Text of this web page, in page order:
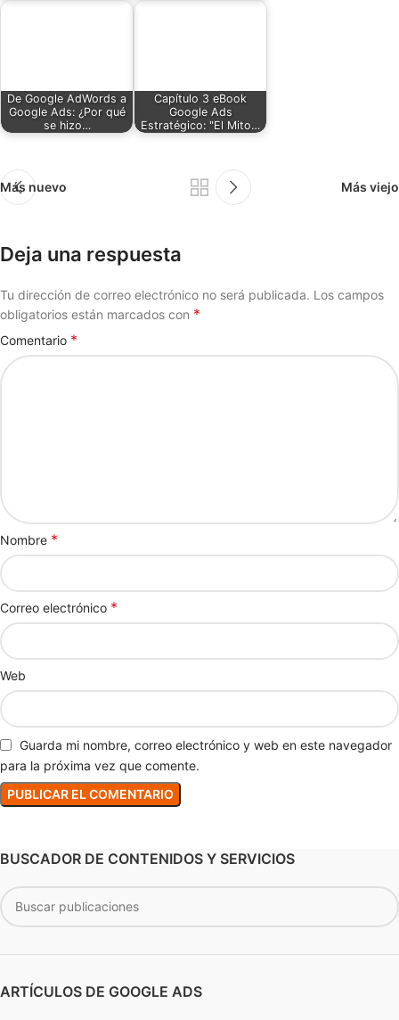
De Google AdWords a
Google Ads: ¿Por qué
se hizo…
Capítulo 3 eBook
Google Ads
Estratégico: "El Mito…
Más nuevo Más viejo
Deja una respuesta
Tu dirección de correo electrónico no será publicada. Los campos
obligatorios están marcados con *
Comentario *
Nombre *
Correo electrónico *
Web
Guarda mi nombre, correo electrónico y web en este navegador
para la próxima vez que comente.
BUSCADOR DE CONTENIDOS Y SERVICIOS
ARTÍCULOS DE GOOGLE ADS